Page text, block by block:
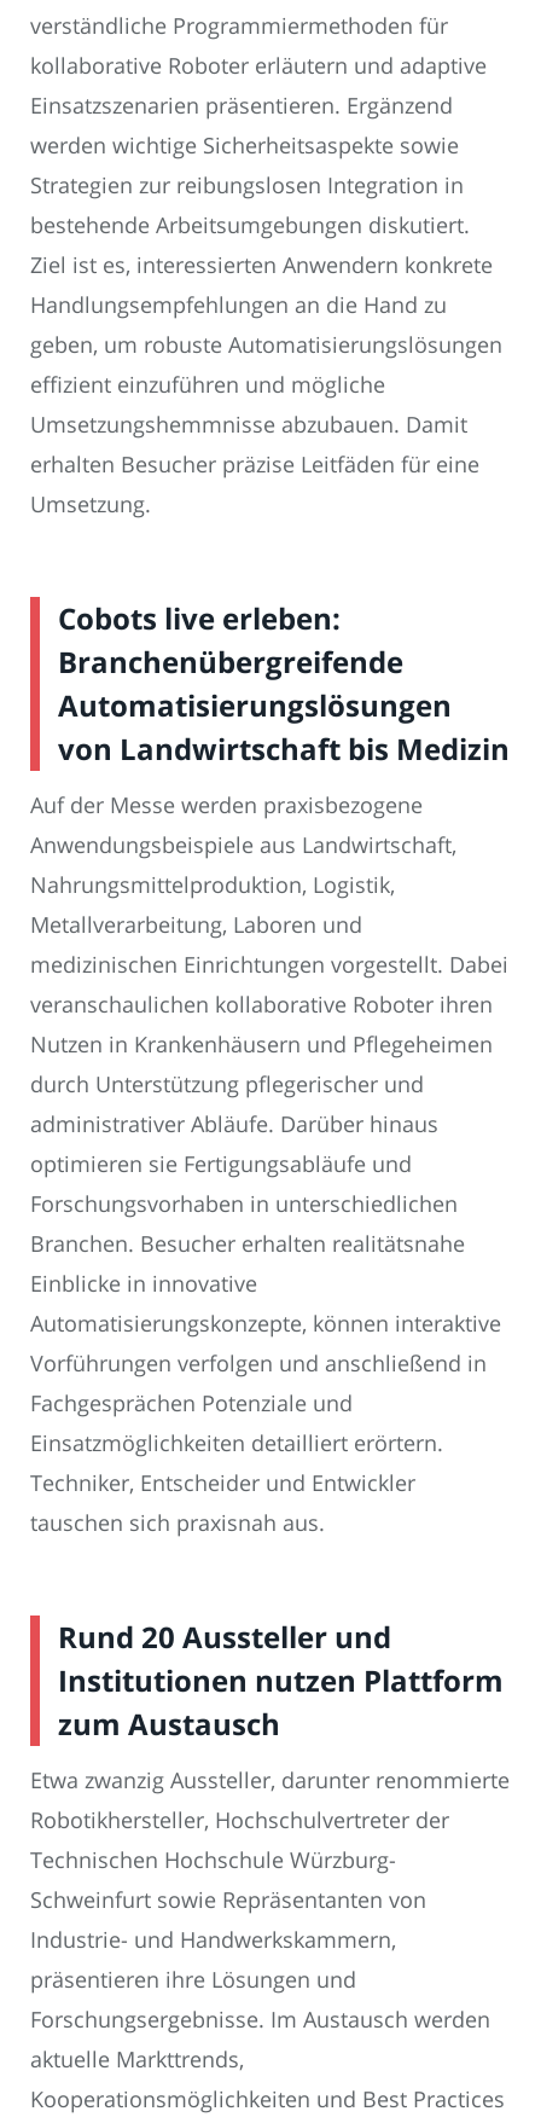
verständliche Programmiermethoden für
kollaborative Roboter erläutern und adaptive
Einsatzszenarien präsentieren. Ergänzend
werden wichtige Sicherheitsaspekte sowie
Strategien zur reibungslosen Integration in
bestehende Arbeitsumgebungen diskutiert.
Ziel ist es, interessierten Anwendern konkrete
Handlungsempfehlungen an die Hand zu
geben, um robuste Automatisierungslösungen
effizient einzuführen und mögliche
Umsetzungshemmnisse abzubauen. Damit
erhalten Besucher präzise Leitfäden für eine
Umsetzung.
Cobots live erleben:
Branchenübergreifende
Automatisierungslösungen
von Landwirtschaft bis Medizin
Auf der Messe werden praxisbezogene
Anwendungsbeispiele aus Landwirtschaft,
Nahrungsmittelproduktion, Logistik,
Metallverarbeitung, Laboren und
medizinischen Einrichtungen vorgestellt. Dabei
veranschaulichen kollaborative Roboter ihren
Nutzen in Krankenhäusern und Pflegeheimen
durch Unterstützung pflegerischer und
administrativer Abläufe. Darüber hinaus
optimieren sie Fertigungsabläufe und
Forschungsvorhaben in unterschiedlichen
Branchen. Besucher erhalten realitätsnahe
Einblicke in innovative
Automatisierungskonzepte, können interaktive
Vorführungen verfolgen und anschließend in
Fachgesprächen Potenziale und
Einsatzmöglichkeiten detailliert erörtern.
Techniker, Entscheider und Entwickler
tauschen sich praxisnah aus.
Rund 20 Aussteller und
Institutionen nutzen Plattform
zum Austausch
Etwa zwanzig Aussteller, darunter renommierte
Robotikhersteller, Hochschulvertreter der
Technischen Hochschule Würzburg-
Schweinfurt sowie Repräsentanten von
Industrie- und Handwerkskammern,
präsentieren ihre Lösungen und
Forschungsergebnisse. Im Austausch werden
aktuelle Markttrends,
Kooperationsmöglichkeiten und Best Practices